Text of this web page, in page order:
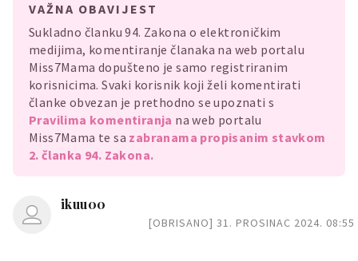
VAŽNA OBAVIJEST
Sukladno članku 94. Zakona o elektroničkim
medijima, komentiranje članaka na web portalu
Miss7Mama dopušteno je samo registriranim
korisnicima. Svaki korisnik koji želi komentirati
članke obvezan je prethodno se upoznati s
Pravilima komentiranja na web portalu
Miss7Mama te sa zabranama propisanim stavkom
2. članka 94. Zakona.
ikuu00
[OBRISANO] 31. PROSINAC 2024. 08:55